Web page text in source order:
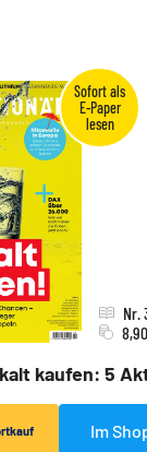
kaufen: 5
Nr.
Im